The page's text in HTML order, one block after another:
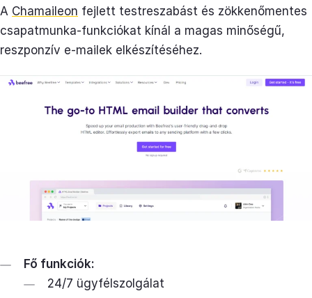
A Chamaileon fejlett testreszabást és zökkenőmentes
csapatmunka-funkciókat kínál a magas minőségű,
reszponzív e-mailek elkészítéséhez.
Fő funkciók:
24/7 ügyfélszolgálat